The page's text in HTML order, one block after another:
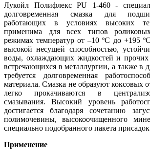
Лукойл Полифлекс PU 1-460 -
долговременная смазка для
работающих в условиях высоких
применима для всех типов
режимах температур от –10 ºС до +195
высокой несущей способностью,
воды, охлаждающих жидкостей и прочих
встречающихся в металлургии, а также в
требуется долговременная
материала. Смазка не образуют коксовых
легко прокачиваются в
смазывания. Высокий уровень
достигается благодаря сочетанию
полимочевины, высокоочищенного
специально подобранного пакета
Применение